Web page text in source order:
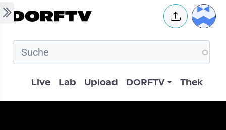
Skip to main content User
Hauptnavigation
Live Lab Upload DORFTV Thek